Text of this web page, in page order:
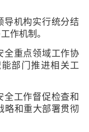
导机构实行统分结
作机制。
全重点领域工作协
部门推进相关工
全工作督促检查和
略和重大部署贯彻